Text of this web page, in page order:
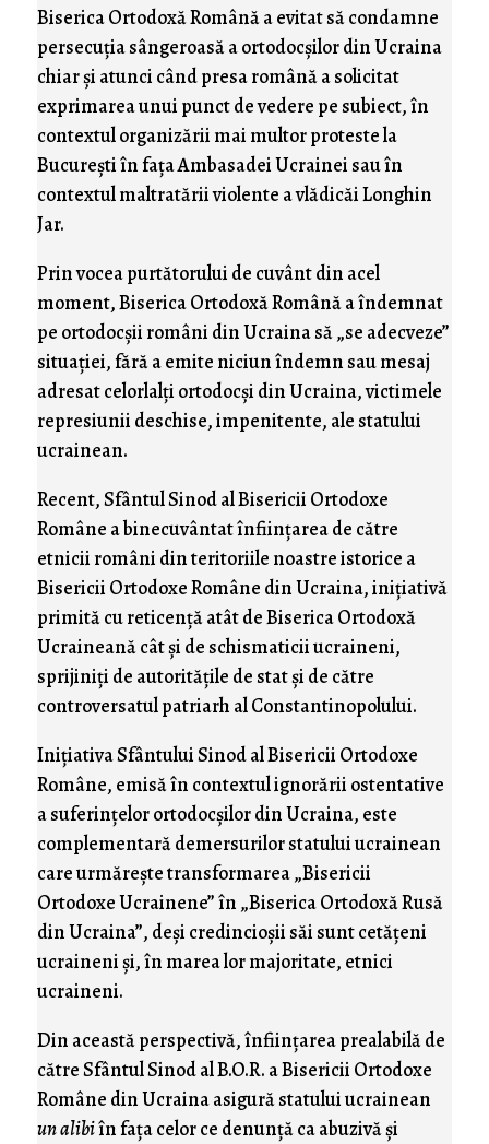
Biserica Ortodoxă Română a evitat să condamne
persecuţia sângeroasă a ortodocşilor din Ucraina
chiar şi atunci când presa română a solicitat
exprimarea unui punct de vedere pe subiect, în
contextul organizării mai multor proteste la
Bucureşti în faţa Ambasadei Ucrainei sau în
contextul maltratării violente a vlădicăi Longhin
Jar.
Prin vocea purtătorului de cuvânt din acel
moment, Biserica Ortodoxă Română a îndemnat
pe ortodocşii români din Ucraina să „se adecveze”
situaţiei, fără a emite niciun îndemn sau mesaj
adresat celorlalţi ortodocşi din Ucraina, victimele
represiunii deschise, impenitente, ale statului
ucrainean.
Recent, Sfântul Sinod al Bisericii Ortodoxe
Române a binecuvântat înfiinţarea de către
etnicii români din teritoriile noastre istorice a
Bisericii Ortodoxe Române din Ucraina, iniţiativă
primită cu reticenţă atât de Biserica Ortodoxă
Ucraineană cât şi de schismaticii ucraineni,
sprijiniţi de autorităţile de stat şi de către
controversatul patriarh al Constantinopolului.
Iniţiativa Sfântului Sinod al Bisericii Ortodoxe
Române, emisă în contextul ignorării ostentative
a suferinţelor ortodocşilor din Ucraina, este
complementară demersurilor statului ucrainean
care urmăreşte transformarea „Bisericii
Ortodoxe Ucrainene” în „Biserica Ortodoxă Rusă
din Ucraina”, deşi credincioşii săi sunt cetăţeni
ucraineni şi, în marea lor majoritate, etnici
ucraineni.
Din această perspectivă, înfiinţarea prealabilă de
către Sfântul Sinod al B.O.R. a Bisericii Ortodoxe
Române din Ucraina asigură statului ucrainean
un alibiîn faţa celor ce denunţă ca abuzivă şi